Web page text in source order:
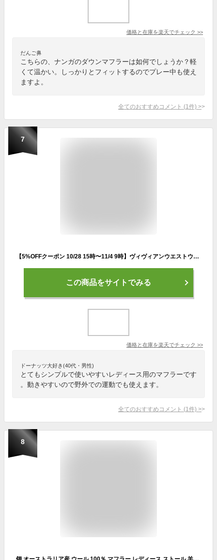
価格と在庫を楽天でチェック >>
だんご鼻
こちらの、ナンガのダウンマフラーは如何でしょうか？軽
くて温かい。しっかりとフィットするのでプレー中も使え
ますよ。
全てのおすすめコメント (1 件) >
7
【5%OFFクーポン 10/28 15時〜11/4 9時】ヴィヴィアンウエストウッド マフラー ストール レディース メンズ VIVIENNE WESTWOOD 81030007 11151 10638 W001Z
この商品をサイトでみる
価格と在庫を楽天でチェック >>
ドーナッツ大好き(40代・男性)
とてもシンプルで使いやすいレディース用のマフラーです
。動きやすいので野外での運動でも使えます。
全てのおすすめコメント (1 件) >
8
翎 オーストラリア産 ウール 100％ マフラー レディース ストール 羊毛 スカーフ 暖かい チェック 秋冬 ギフト クリスマス プレゼント (ピンク1)